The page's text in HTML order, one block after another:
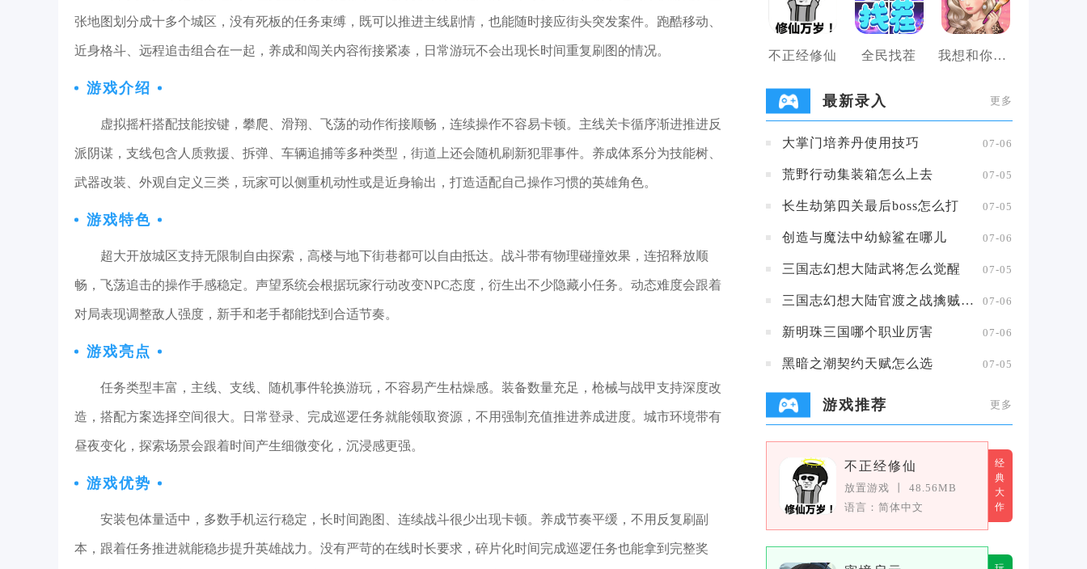
张地图划分成十多个城区，没有死板的任务束缚，既可以推进主线剧情，也能随时接应街头突发案件。跑酷移动、
近身格斗、远程追击组合在一起，养成和闯关内容衔接紧凑，日常游玩不会出现长时间重复刷图的情况。
游戏介绍
虚拟摇杆搭配技能按键，攀爬、滑翔、飞荡的动作衔接顺畅，连续操作不容易卡顿。主线关卡循序渐进推进反
派阴谋，支线包含人质救援、拆弹、车辆追捕等多种类型，街道上还会随机刷新犯罪事件。养成体系分为技能树、
武器改装、外观自定义三类，玩家可以侧重机动性或是近身输出，打造适配自己操作习惯的英雄角色。
游戏特色
超大开放城区支持无限制自由探索，高楼与地下街巷都可以自由抵达。战斗带有物理碰撞效果，连招释放顺
畅，飞荡追击的操作手感稳定。声望系统会根据玩家行动改变NPC态度，衍生出不少隐藏小任务。动态难度会跟着
对局表现调整敌人强度，新手和老手都能找到合适节奏。
游戏亮点
任务类型丰富，主线、支线、随机事件轮换游玩，不容易产生枯燥感。装备数量充足，枪械与战甲支持深度改
造，搭配方案选择空间很大。日常登录、完成巡逻任务就能领取资源，不用强制充值推进养成进度。城市环境带有
昼夜变化，探索场景会跟着时间产生细微变化，沉浸感更强。
游戏优势
安装包体量适中，多数手机运行稳定，长时间跑图、连续战斗很少出现卡顿。养成节奏平缓，不用反复刷副
本，跟着任务推进就能稳步提升英雄战力。没有严苛的在线时长要求，碎片化时间完成巡逻任务也能拿到完整奖
不正经修仙 全民找茬 我想和你谈恋爱
最新录入 更多
大掌门培养丹使用技巧 07-06
荒野行动集装箱怎么上去 07-05
长生劫第四关最后boss怎么打 07-05
创造与魔法中幼鲸鲨在哪儿 07-06
三国志幻想大陆武将怎么觉醒 07-05
三国志幻想大陆官渡之战擒贼擒王攻略 07-06
新明珠三国哪个职业厉害 07-06
黑暗之潮契约天赋怎么选 07-05
游戏推荐 更多
不正经修仙
放置游戏
48.56MB
语言：简体中文
经
典
大
作